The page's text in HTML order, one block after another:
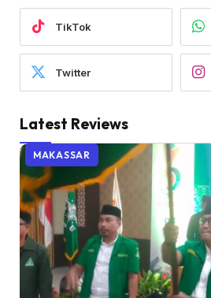
TikTok
Twitter
Latest Reviews
MAKASSAR